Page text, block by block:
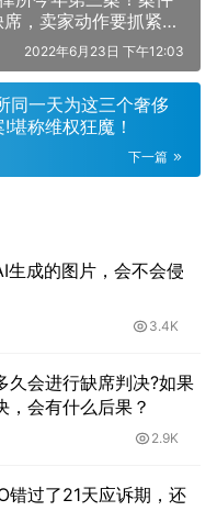
，卖家动作要抓紧
2022年6月23日 下午12:03
同一天为这三个奢侈
称维权狂魔！
下一篇
生成的图片，会不会侵
3.4K
久会进行缺席判决?如果
，会有什么后果？
2.9K
错过了21天应诉期，还